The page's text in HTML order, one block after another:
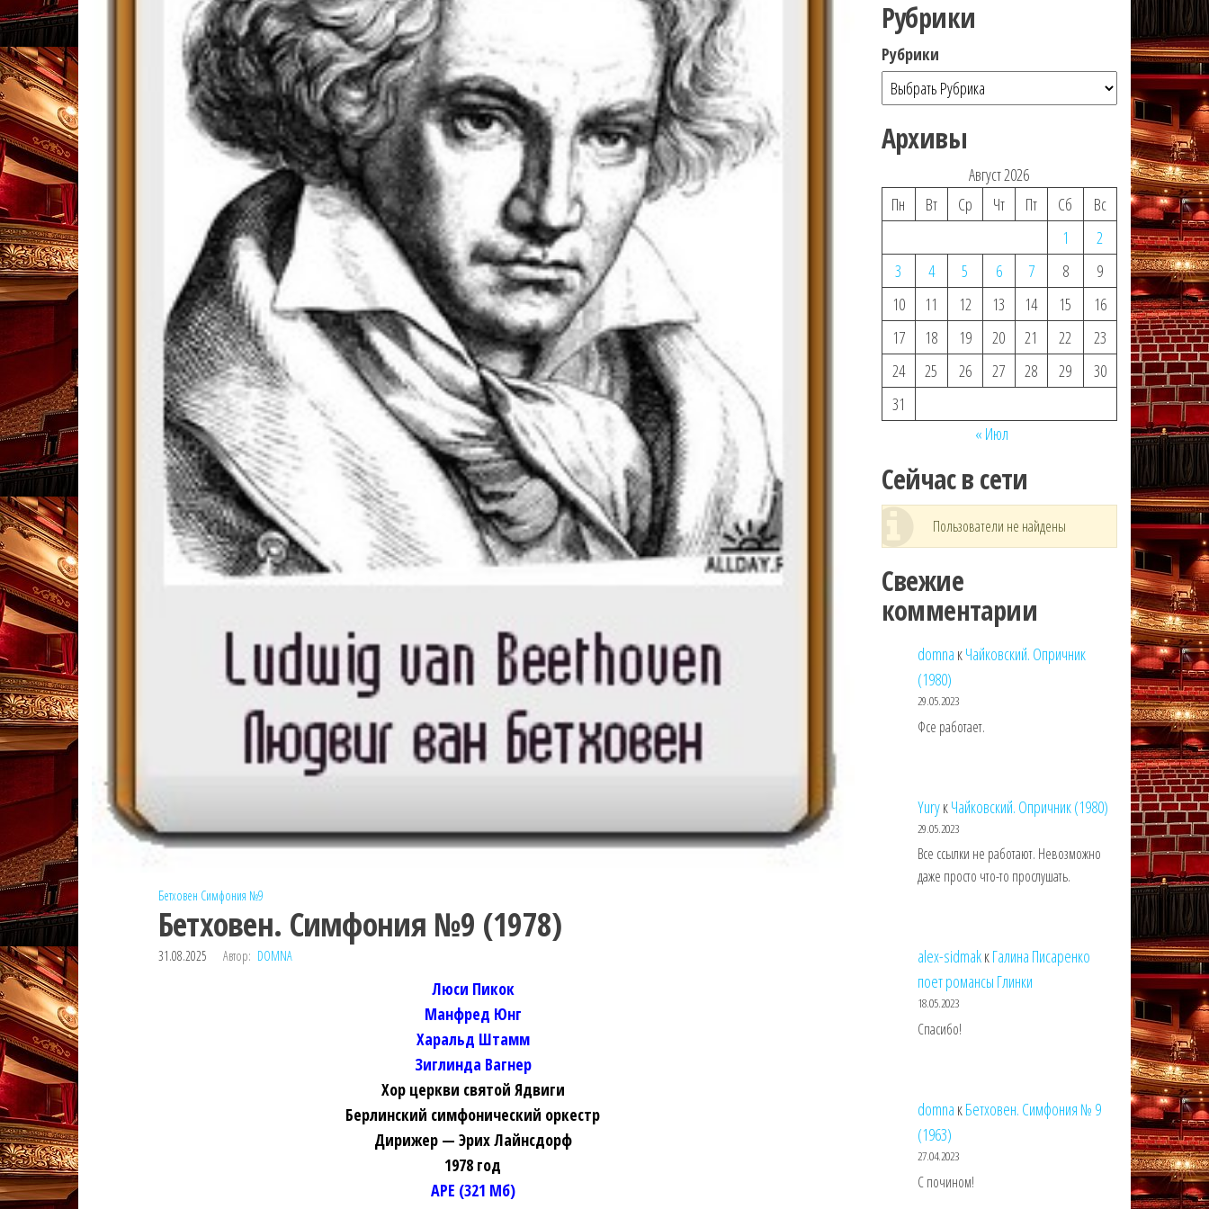
Бетховен Симфония №9
Бетховен. Симфония №9 (1978)
31.08.2025 Автор: DOMNA
Люси Пикок
Манфред Юнг
Харальд Штамм
Зиглинда Вагнер
Хор церкви святой Ядвиги
Берлинский симфонический оркестр
Дирижер — Эрих Лайнсдорф
1978 год
APE (321 Мб)
Рубрики
Рубрики
Архивы
Август 2026
Пн
Вт Ср Чт Пт Сб
Вс
1
2
3
4 5 6 7 8
9
10
11 12 13 14 15
16
17
18 19 20 21 22
23
24
25 26 27 28 29
30
31
« Июл
Сейчас в сети
Пользователи не найдены
Свежие
комментарии
domna кЧайковский. Опричник
(1980)
29.05.2023
Фсе работает.
YuryкЧайковский. Опричник (1980)
29.05.2023
Все ссылки не работают. Невозможно
даже просто что-то прослушать.
alex-sidmakкГалина Писаренко
поет романсы Глинки
18.05.2023
Спасибо!
domna кБетховен. Симфония № 9
(1963)
27.04.2023
С почином!